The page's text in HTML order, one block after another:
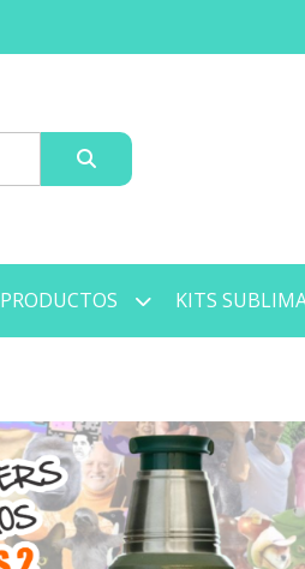
PRODUCTOS KITS